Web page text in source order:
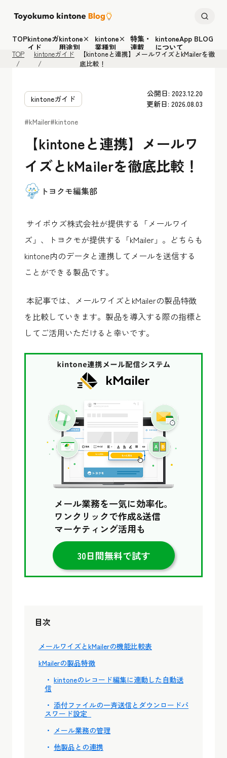
TOPkintoneガ
イド
kintone×
用途別
kintone×
業種別
特集・
連載
kintoneApp BLOG
について
TOP kintoneガイド
【kintoneと連携】メールワイズとkMailerを徹
底比較！
kintoneガイド
公開日: 2023.12.20
更新日: 2026.08.03
#kMailer#kintone
【kintoneと連携】メールワ
イズとkMailerを徹底比較！
トヨクモ編集部
サイボウズ株式会社が提供する「メールワイ
ズ」、トヨクモが提供する「kMailer」。どちらも
kintone内のデータと連携してメールを送信する
ことができる製品です。
本記事では、メールワイズとkMailerの製品特徴
を比較していきます。製品を導入する際の指標と
してご活用いただけると幸いです。
メール業務を一気に効率化。
ワンクリックで作成&送信
マーケティング活用も
30日間無料で試す
目次
メールワイズとkMailerの機能比較表
kMailerの製品特徴
kintoneのレコード編集に連動した自動送
信
添付ファイルの一斉送信とダウンロードパ
スワード設定
メール業務の管理
他製品との連携